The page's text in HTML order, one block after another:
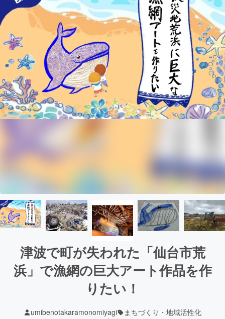
津波で町が失われた「仙台市荒
浜」で漁網の巨大アート作品を作
りたい！
umibenotakaramonomiyagi
まちづくり・地域活性化